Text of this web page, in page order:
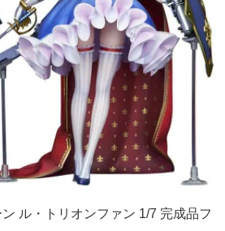
ル・トリオンファン 1/7 完成品フ